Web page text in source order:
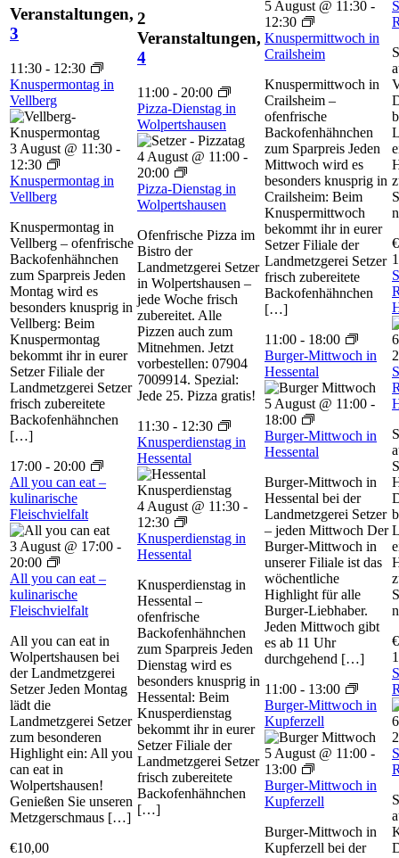
Veranstaltungen,
3
11:30 - 12:30
Knuspermontag in
Vellberg
3 August @ 11:30 -
12:30
Knuspermontag in
Vellberg
Knuspermontag in
Vellberg – ofenfrische
Backofenhähnchen
zum Sparpreis Jeden
Montag wird es
besonders knusprig in
Vellberg: Beim
Knuspermontag
bekommt ihr in eurer
Setzer Filiale der
Landmetzgerei Setzer
frisch zubereitete
Backofenhähnchen
[…]
17:00 - 20:00
All you can eat –
kulinarische
Fleischvielfalt
3 August @ 17:00 -
20:00
All you can eat –
kulinarische
Fleischvielfalt
All you can eat in
Wolpertshausen bei
der Landmetzgerei
Setzer Jeden Montag
lädt die
Landmetzgerei Setzer
zum besonderen
Highlight ein: All you
can eat in
Wolpertshausen!
Genießen Sie unseren
Metzgerschmaus […]
€10,00
2
Veranstaltungen,
4
11:00 - 20:00
Pizza-Dienstag in
Wolpertshausen
4 August @ 11:00 -
20:00
Pizza-Dienstag in
Wolpertshausen
Ofenfrische Pizza im
Bistro der
Landmetzgerei Setzer
in Wolpertshausen –
jede Woche frisch
zubereitet. Alle
Pizzen auch zum
Mitnehmen. Jetzt
vorbestellen: 07904
7009914. Spezial:
Jede 25. Pizza gratis!
11:30 - 12:30
Knusperdienstag in
Hessental
4 August @ 11:30 -
12:30
Knusperdienstag in
Hessental
Knusperdienstag in
Hessental –
ofenfrische
Backofenhähnchen
zum Sparpreis Jeden
Dienstag wird es
besonders knusprig in
Hessental: Beim
Knusperdienstag
bekommt ihr in eurer
Setzer Filiale der
Landmetzgerei Setzer
frisch zubereitete
Backofenhähnchen
[…]
5 August @ 11:30 -
12:30
Knuspermittwoch in
Crailsheim
Knuspermittwoch in
Crailsheim –
ofenfrische
Backofenhähnchen
zum Sparpreis Jeden
Mittwoch wird es
besonders knusprig in
Crailsheim: Beim
Knuspermittwoch
bekommt ihr in eurer
Setzer Filiale der
Landmetzgerei Setzer
frisch zubereitete
Backofenhähnchen
[…]
11:00 - 18:00
Burger-Mittwoch in
Hessental
5 August @ 11:00 -
18:00
Burger-Mittwoch in
Hessental
Burger-Mittwoch in
Hessental bei der
Landmetzgerei Setzer
– jeden Mittwoch Der
Burger-Mittwoch in
unserer Filiale ist das
wöchentliche
Highlight für alle
Burger-Liebhaber.
Jeden Mittwoch gibt
es ab 11 Uhr
durchgehend […]
11:00 - 13:00
Burger-Mittwoch in
Kupferzell
5 August @ 11:00 -
13:00
Burger-Mittwoch in
Kupferzell
Burger-Mittwoch in
Kupferzell bei der